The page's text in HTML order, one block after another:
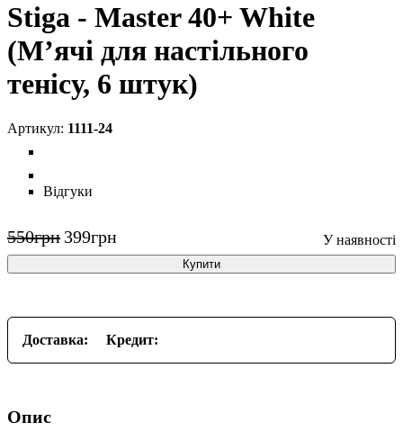
Stiga - Master 40+ White
(М’ячі для настільного
тенісу, 6 штук)
1111-24
Відгуки
550грн 399грн
Купити
Доставка: Кредит:
Опис